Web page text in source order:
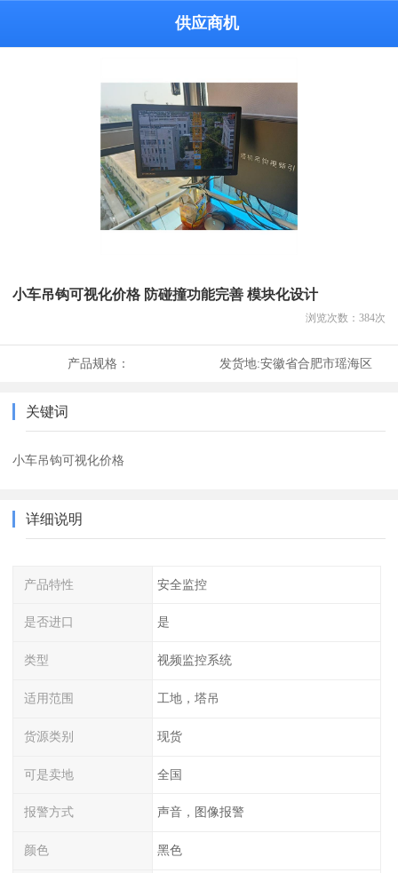
供应商机
小车吊钩可视化价格 防碰撞功能完善 模块化设计
浏览次数： 384次
产品规格： 发货地:安徽省合肥市瑶海区
关键词
小车吊钩可视化价格
详细说明
产品特性 安全监控
是否进口 是
类型 视频监控系统
适用范围 工地，塔吊
货源类别 现货
可是卖地 全国
报警方式 声音，图像报警
颜色 黑色